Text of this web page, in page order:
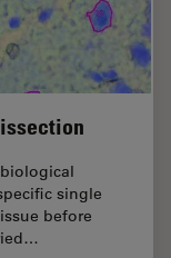
single
before